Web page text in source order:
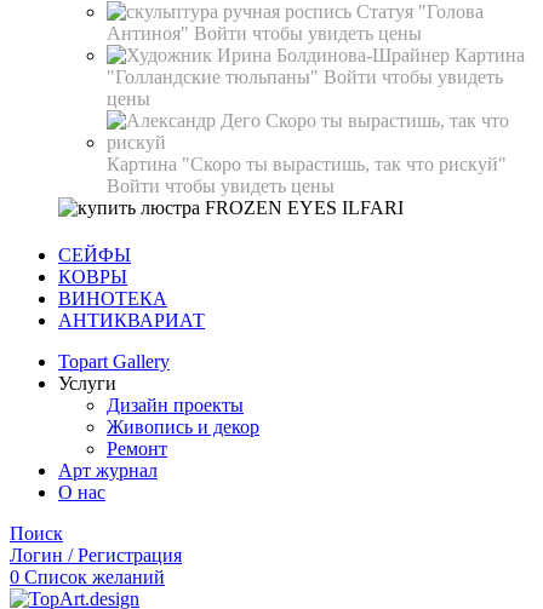
Статуя "Голова
Антиноя" Войти чтобы увидеть цены
Картина
"Голландские тюльпаны" Войти чтобы увидеть
цены
Картина "Скоро ты вырастишь, так что рискуй"
Войти чтобы увидеть цены
СЕЙФЫ
КОВРЫ
ВИНОТЕКА
АНТИКВАРИАТ
Topart Gallery
Услуги
Дизайн проекты
Живопись и декор
Ремонт
Арт журнал
О нас
Поиск
Логин / Регистрация
0 Список желаний